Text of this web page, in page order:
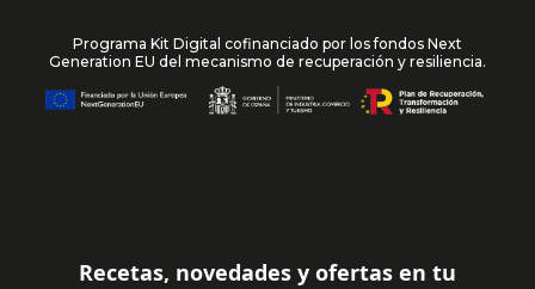
Programa Kit Digital cofinanciado por los fondos Next
Generation EU del mecanismo de recuperación y resiliencia.
Recetas, novedades y ofertas en tu